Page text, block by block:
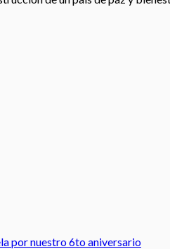
por nuestro 6to aniversario